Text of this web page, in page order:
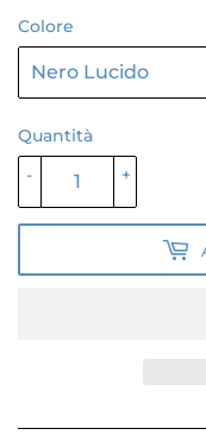
Colore
Quantità
+
-